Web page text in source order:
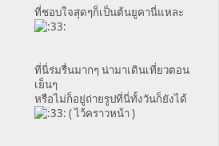
ที่ชอบใจสุดๆก็เป็นต้นยูคานี่แหละ
ที่นี่ร่มรื่นมากๆ น่ามาเดินเที่ยวตอน
เย็นๆ
หรือไม่ก็อยู่ถ่ายรูปที่นี่ทั้งวันก็ยังได้
( ไว้คราวหน้า )